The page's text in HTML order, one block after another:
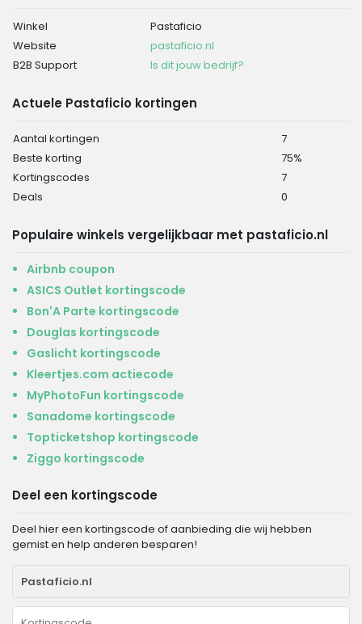
Winkel
Pastaficio
Website
pastaficio.nl
B2B Support
Is dit jouw bedrijf?
Actuele Pastaficio kortingen
Aantal kortingen
7
Beste korting
75%
Kortingscodes
7
Deals
0
Populaire winkels vergelijkbaar met pastaficio.nl
Airbnb coupon
ASICS Outlet kortingscode
Bon'A Parte kortingscode
Douglas kortingscode
Gaslicht kortingscode
Kleertjes.com actiecode
MyPhotoFun kortingscode
Sanadome kortingscode
Topticketshop kortingscode
Ziggo kortingscode
Deel een kortingscode
Deel hier een kortingscode of aanbieding die wij hebben
gemist en help anderen besparen!